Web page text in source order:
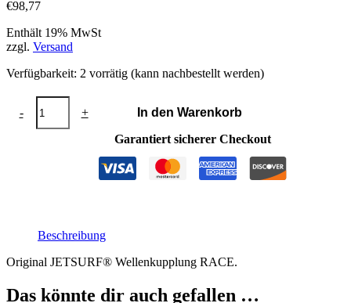
€98,77
Enthält 19% MwSt
zzgl. Versand
Verfügbarkeit: 2 vorrätig (kann nachbestellt werden)
-
Wellenkupplung
RACE
Menge
+
In den Warenkorb
Garantiert sicherer Checkout
Beschreibung
Original JETSURF® Wellenkupplung RACE.
Das könnte dir auch gefallen …